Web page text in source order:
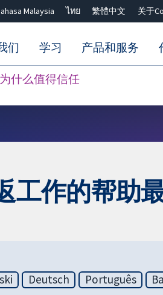
Malaysia ไทย 繁體中文 关于
什么值得信任
们 学习 产品和服务
工作的帮助
Deutsch Português